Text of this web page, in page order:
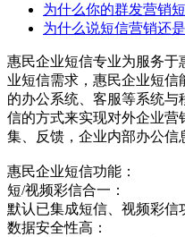
为什么你的群发营销
为什么说短信营销还
惠民企业短信专业为服务于
业短信需求，惠民企业短
的办公系统、客服等系统
信的方式来实现对外企业营
集、反馈，企业内部办公信
惠民企业短信功能：
短/视频彩信合一：
默认已集成短信、视频彩信
数据安全性高：